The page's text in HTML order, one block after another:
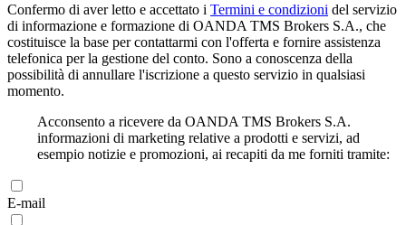
Confermo di aver letto e accettato i Termini e condizioni del servizio
di informazione e formazione di OANDA TMS Brokers S.A., che
costituisce la base per contattarmi con l'offerta e fornire assistenza
telefonica per la gestione del conto. Sono a conoscenza della
possibilità di annullare l'iscrizione a questo servizio in qualsiasi
momento.
Acconsento a ricevere da OANDA TMS Brokers S.A.
informazioni di marketing relative a prodotti e servizi, ad
esempio notizie e promozioni, ai recapiti da me forniti tramite:
E-mail